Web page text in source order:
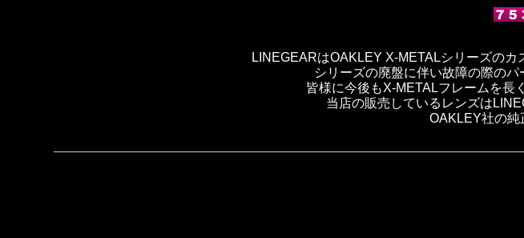
LINEGEARはOAKLEY X-METALシリーズのカ
シリーズの廃盤に伴い故障の際のパ
皆様に今後もX-METALフレームを長
当店の販売しているレンズは
OAKLEY社の純